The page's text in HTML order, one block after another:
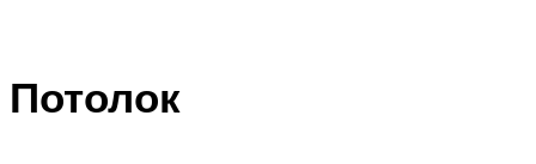
Потолок